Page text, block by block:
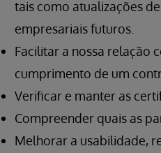
tais como atualizações
empresariais futuros.
Facilitar a nossa relação
cumprimento de um
Verificar e manter as
Compreender quais as
Melhorar a usabilidade,